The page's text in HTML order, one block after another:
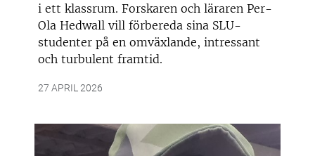
i ett klassrum. Forskaren och läraren Per-
Ola Hedwall vill förbereda sina SLU-
studenter på en omväxlande, intressant
och turbulent framtid.
27 APRIL 2026